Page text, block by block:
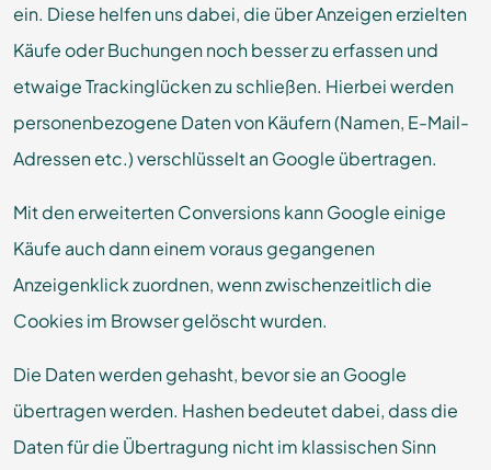
ein. Diese helfen uns dabei, die über Anzeigen erzielten
Käufe oder Buchungen noch besser zu erfassen und
etwaige Trackinglücken zu schließen. Hierbei werden
personenbezogene Daten von Käufern (Namen, E-Mail-
Adressen etc.) verschlüsselt an Google übertragen.
Mit den erweiterten Conversions kann Google einige
Käufe auch dann einem voraus gegangenen
Anzeigenklick zuordnen, wenn zwischenzeitlich die
Cookies im Browser gelöscht wurden.
Die Daten werden gehasht, bevor sie an Google
übertragen werden. Hashen bedeutet dabei, dass die
Daten für die Übertragung nicht im klassischen Sinn